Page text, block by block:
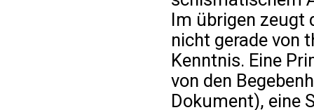
Im übrigen zeugt
nicht gerade von
Kenntnis. Eine
von den
Dokument), eine